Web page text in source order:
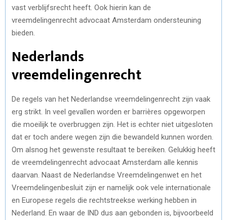
vast verblijfsrecht heeft. Ook hierin kan de
vreemdelingenrecht advocaat Amsterdam ondersteuning
bieden.
Nederlands
vreemdelingenrecht
De regels van het Nederlandse vreemdelingenrecht zijn vaak
erg strikt. In veel gevallen worden er barrières opgeworpen
die moeilijk te overbruggen zijn. Het is echter niet uitgesloten
dat er toch andere wegen zijn die bewandeld kunnen worden.
Om alsnog het gewenste resultaat te bereiken. Gelukkig heeft
de vreemdelingenrecht advocaat Amsterdam alle kennis
daarvan. Naast de Nederlandse Vreemdelingenwet en het
Vreemdelingenbesluit zijn er namelijk ook vele internationale
en Europese regels die rechtstreekse werking hebben in
Nederland. En waar de IND dus aan gebonden is, bijvoorbeeld